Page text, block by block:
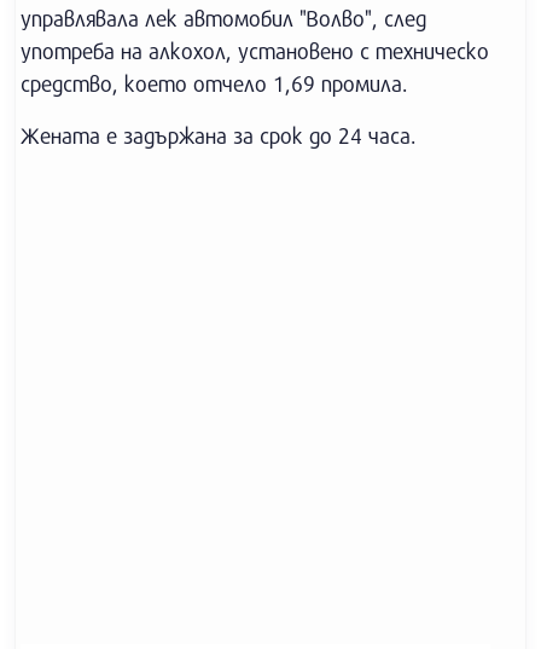
управлявала лек автомобил "Волво", след
употреба на алкохол, установено с техническо
средство, което отчело 1,69 промила.
Жената е задържана за срок до 24 часа.